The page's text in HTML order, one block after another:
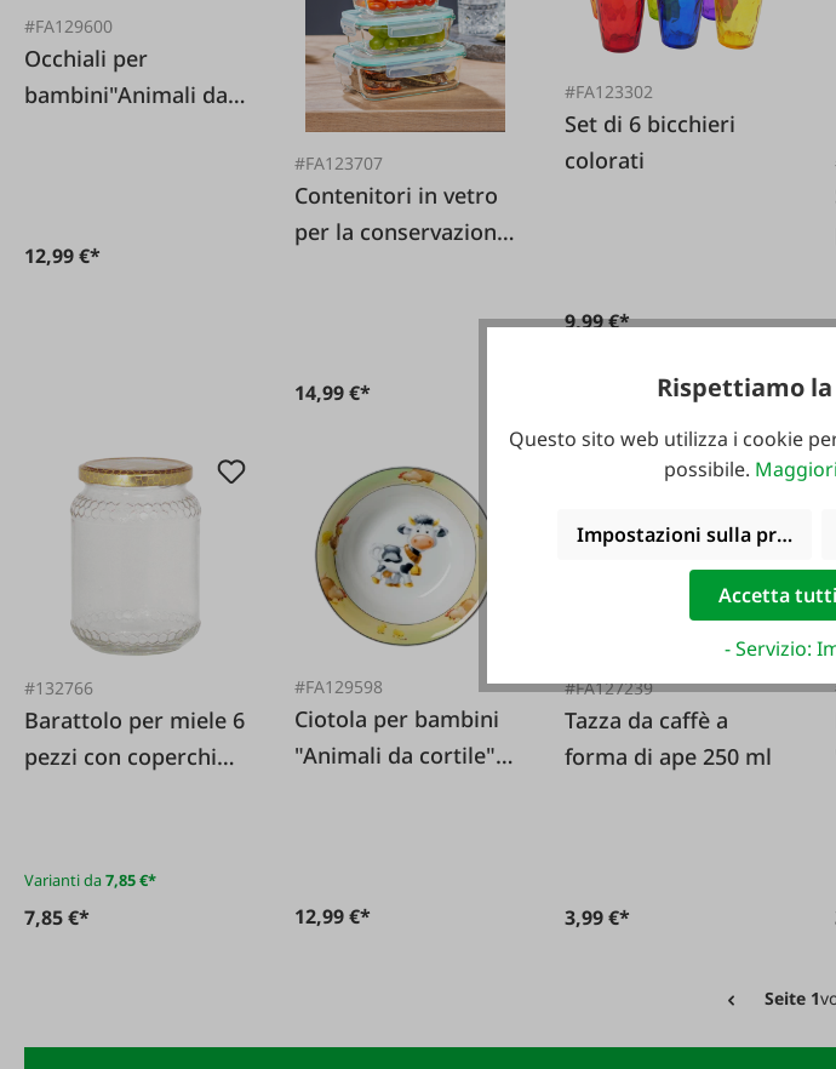
#FA129600
Occhiali per
bambini"Animali da
12,99 €*
#FA123707
Contenitori in vetro
per la conservazione
14,99 €*
#FA123302
Set di 6 bicchieri
colorati
9,99 €*
#132766
Barattolo per miele 6
pezzi con coperchio
Varianti da7,85 €*
7,85 €*
#FA129598
Ciotola per bambini
"Animali da cortile"
12,99 €*
#FA127239
Tazza da caffè a
forma di ape 250 ml
3,99 €*
Seite 1
Rispettiamo
Questo sito web utilizza i cookie
possibile.
Impostazioni sulla privacy
Accetta
- Servizio: